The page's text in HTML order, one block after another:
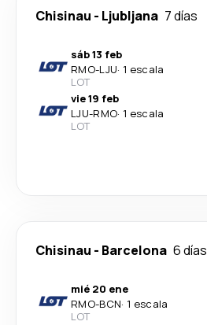
Chisinau - Ljubljana 7 días
sáb 13 feb
RMO-LJU· 1 escala
LOT
vie 19 feb
LJU-RMO· 1 escala
LOT
Chisinau - Barcelona 6 días
mié 20 ene
RMO-BCN· 1 escala
LOT